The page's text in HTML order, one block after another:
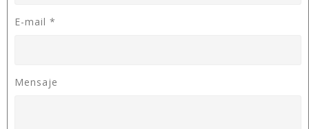
E-mail *
Mensaje